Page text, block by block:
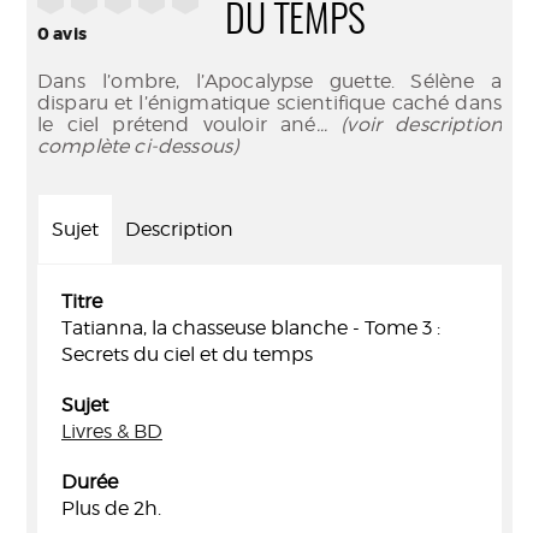
0avis
DU TEMPS
Dans l’ombre, l’Apocalypse guette. Sélène a
disparu et l’énigmatique scientifique caché dans
le ciel prétend vouloir ané... (voir description
complète ci-dessous)
Sujet Description
Titre
Tatianna, la chasseuse blanche - Tome 3 :
Secrets du ciel et du temps
Sujet
Livres & BD
Durée
Plus de 2h.